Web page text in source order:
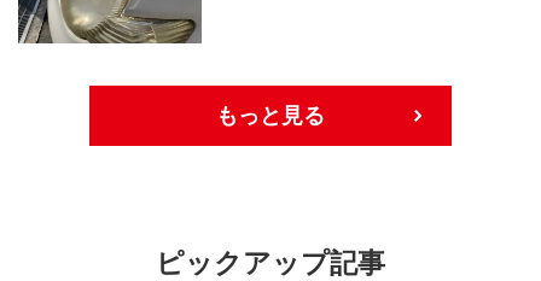
もっと見る
ピックアップ記事